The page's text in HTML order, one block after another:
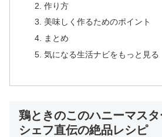
作り方
美味しく作るためのポイント
まとめ
気になる生活ナビをもっと見る
鶏ときのこのハニーマス
シェフ直伝の絶品レシピ